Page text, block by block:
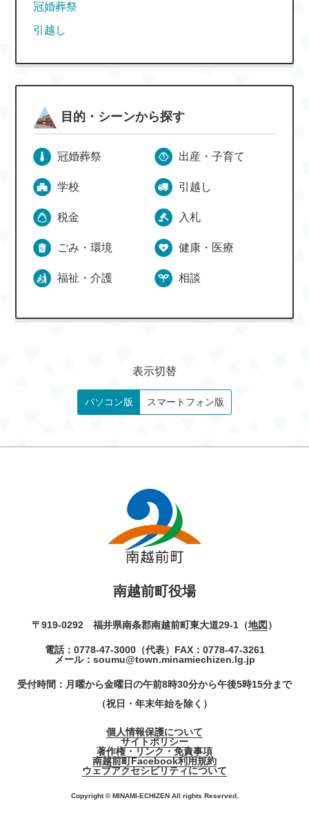
冠婚葬祭
引越し
目的・シーンから探す
冠婚葬祭 出産・子育て
学校 引越し
税金 入札
ごみ・環境 健康・医療
福祉・介護 相談
表示切替
パソコン版 スマートフォン版
南越前町役場
〒919-0292 福井県南条郡南越前町東大道29-1（地図 ）
電話： 0778-47-3000（代表） FAX：0778-47-3261
メール： soumu@town.minamiechizen.lg.jp
受付時間：月曜から金曜日の午前8時30分から午後5時15分まで
（祝日・年末年始を除く）
個人情報保護について
サイトポリシー
著作権・リンク・免責事項
南越前町Facebook利用規約
ウェブアクセシビリティについて
Copyright © MINAMI-ECHIZEN All rights Reserved.